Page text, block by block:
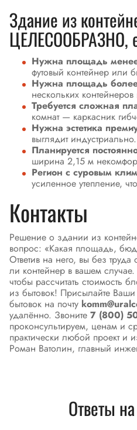
Здание из
ЦЕЛЕСООБРАЗНО,
Нужна площадь
футовый контейнер или
Нужна площадь
нескольких
Требуется сложная
комнат — каркасник
Нужна эстетика
выглядит индустриально.
Планируется
ширина 2,15 м
Регион с суровым
усиленное утепление,
Контакты
Решение о здании из
вопрос: «Какая площадь,
Ответив на него, вы без
ли контейнер в вашем
чтобы рассчитать стоимость
из бытовок! Присылайте
бытовок на почту
удалённо. Звоните 7 (800)
проконсультируем, ценам и
практически любой проект и
Роман Ватолин, главный
Ответы